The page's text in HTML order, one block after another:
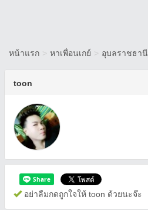
หน้าแรก > หาเพื่อนเกย์ > อุบลราชธานี
toon
อย่าลืมกดถูกใจให้ toon ด้วยนะจ๊ะ